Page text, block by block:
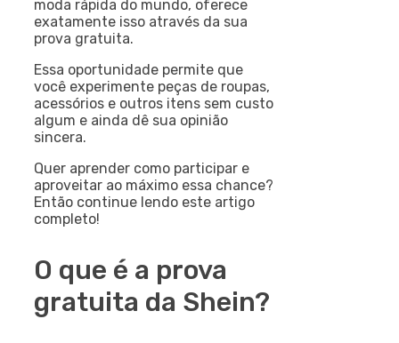
moda rápida do mundo, oferece
exatamente isso através da sua
prova gratuita.
Essa oportunidade permite que
você experimente peças de roupas,
acessórios e outros itens sem custo
algum e ainda dê sua opinião
sincera.
Quer aprender como participar e
aproveitar ao máximo essa chance?
Então continue lendo este artigo
completo!
O que é a prova
gratuita da Shein?